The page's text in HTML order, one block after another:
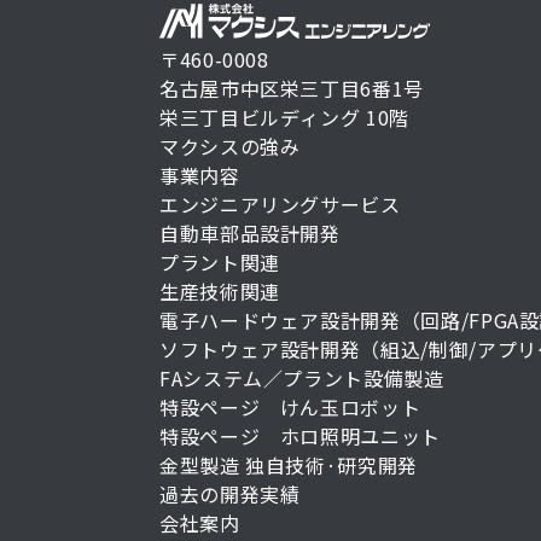
〒460-0008
名古屋市中区栄三丁目6番1号
栄三丁目ビルディング 10階
マクシスの強み
事業内容
エンジニアリングサービス
自動車部品設計開発
プラント関連
生産技術関連
電子ハードウェア設計開発（回路/FPGA設
ソフトウェア設計開発（組込/制御/アプリ
FAシステム／プラント設備製造
特設ページ けん玉ロボット
特設ページ ホロ照明ユニット
金型製造 独自技術·研究開発
過去の開発実績
会社案内